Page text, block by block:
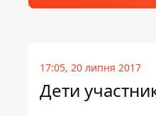
17:05, 20 липня 2017
Дети